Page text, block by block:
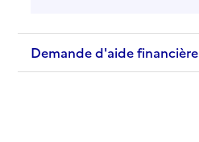
Demande d'aide financière